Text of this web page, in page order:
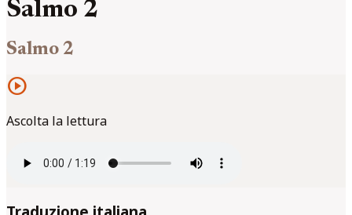
Salmo 2
Salmo 2
play_circle
Ascolta la lettura